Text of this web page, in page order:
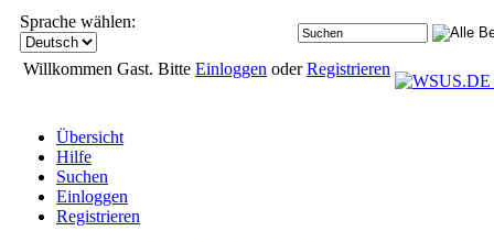
Sprache wählen:
Willkommen Gast. Bitte Einloggen oderRegistrieren
Übersicht
Hilfe
Suchen
Einloggen
Registrieren